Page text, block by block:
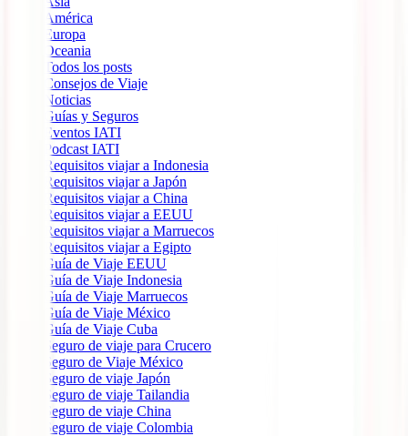
América
Europa
Oceania
Todos los posts
Consejos de Viaje
Noticias
Guías y Seguros
Eventos IATI
Podcast IATI
Requisitos viajar a Indonesia
Requisitos viajar a Japón
Requisitos viajar a China
Requisitos viajar a EEUU
Requisitos viajar a Marruecos
Requisitos viajar a Egipto
Guía de Viaje EEUU
Guía de Viaje Indonesia
Guía de Viaje Marruecos
Guía de Viaje México
Guía de Viaje Cuba
Seguro de viaje para Crucero
Seguro de Viaje México
Seguro de viaje Japón
Seguro de viaje Tailandia
Seguro de viaje China
Seguro de viaje Colombia